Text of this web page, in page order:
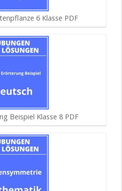
6 Klasse PDF
Beispiel Klasse 8 PDF